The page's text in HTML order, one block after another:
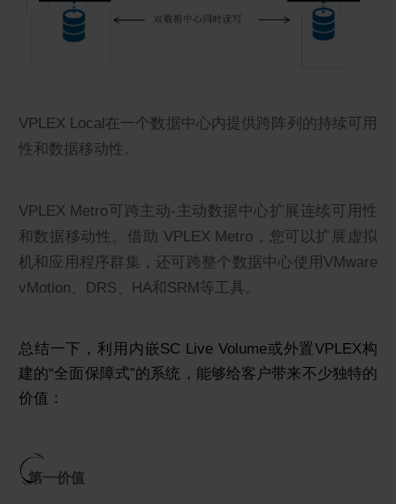
VPLEX Local在一个数据中心内提供跨阵列的持续可用
性和数据移动性。
VPLEX Metro可跨主动-主动数据中心扩展连续可用性
和数据移动性。借助 VPLEX Metro，您可以扩展虚拟
机和应用程序群集，还可跨整个数据中心使用VMware
vMotion、DRS、HA和SRM等工具。
总结一下，利用内嵌SC Live Volume或外置VPLEX构
建的“全面保障式”的系统，能够给客户带来不少独特的
价值：
第一价值